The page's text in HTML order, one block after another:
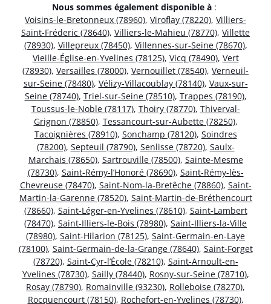
Nous sommes également disponible à :
Voisins-le-Bretonneux (78960), Viroflay (78220), Villiers-
Saint-Fréderic (78640), Villiers-le-Mahieu (78770), Villette
(78930), Villepreux (78450), Villennes-sur-Seine (78670),
Vieille-Église-en-Yvelines (78125), Vicq (78490), Vert
(78930), Versailles (78000), Vernouillet (78540), Verneuil-
sur-Seine (78480), Vélizy-Villacoublay (78140), Vaux-sur-
Seine (78740), Triel-sur-Seine (78510), Trappes (78190),
Toussus-le-Noble (78117), Thoiry (78770), Thiverval-
Grignon (78850), Tessancourt-sur-Aubette (78250),
Tacoignières (78910), Sonchamp (78120), Soindres
(78200), Septeuil (78790), Senlisse (78720), Saulx-
Marchais (78650), Sartrouville (78500), Sainte-Mesme
(78730), Saint-Rémy-l’Honoré (78690), Saint-Rémy-lès-
Chevreuse (78470), Saint-Nom-la-Bretêche (78860), Saint-
Martin-la-Garenne (78520), Saint-Martin-de-Bréthencourt
(78660), Saint-Léger-en-Yvelines (78610), Saint-Lambert
(78470), Saint-Illiers-le-Bois (78980), Saint-Illiers-la-Ville
(78980), Saint-Hilarion (78125), Saint-Germain-en-Laye
(78100), Saint-Germain-de-la-Grange (78640), Saint-Forget
(78720), Saint-Cyr-l’École (78210), Saint-Arnoult-en-
Yvelines (78730), Sailly (78440), Rosny-sur-Seine (78710),
Rosay (78790), Romainville (93230), Rolleboise (78270),
Rocquencourt (78150), Rochefort-en-Yvelines (78730),